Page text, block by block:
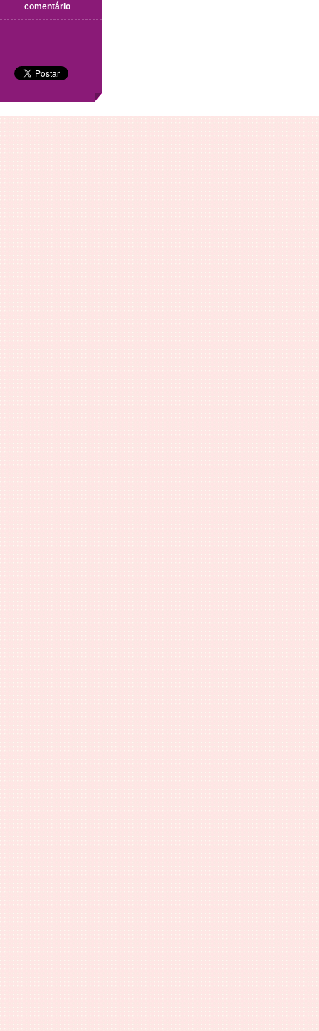
comentárioem
Blaze